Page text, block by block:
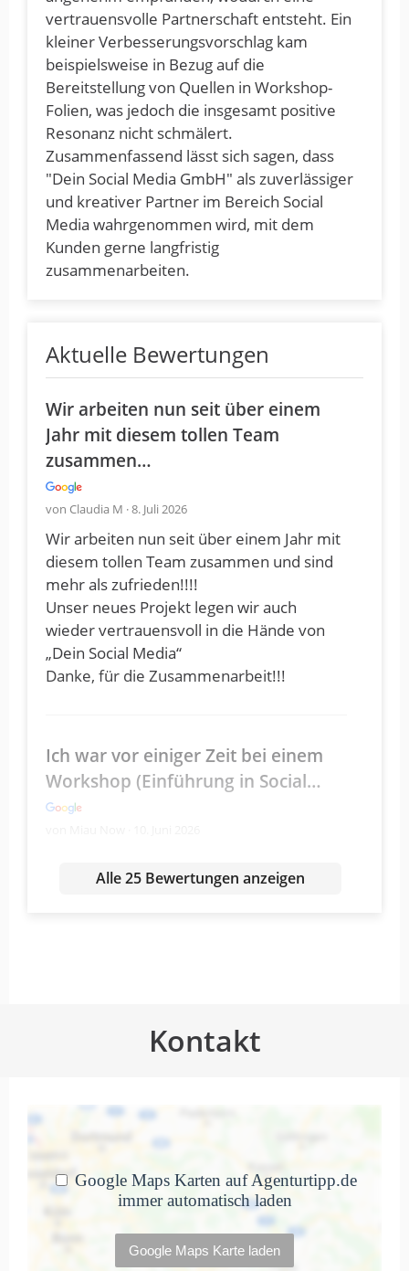
vertrauensvolle Partnerschaft entsteht. Ein
kleiner Verbesserungsvorschlag kam
beispielsweise in Bezug auf die
Bereitstellung von Quellen in Workshop-
Folien, was jedoch die insgesamt positive
Resonanz nicht schmälert.
Zusammenfassend lässt sich sagen, dass
"Dein Social Media GmbH" als zuverlässiger
und kreativer Partner im Bereich Social
Media wahrgenommen wird, mit dem
Kunden gerne langfristig
zusammenarbeiten.
Aktuelle Bewertungen
Wir arbeiten nun seit über einem
Jahr mit diesem tollen Team
zusammen…
von Claudia M · 8. Juli 2026
Wir arbeiten nun seit über einem Jahr mit
diesem tollen Team zusammen und sind
mehr als zufrieden!!!!
Unser neues Projekt legen wir auch
wieder vertrauensvoll in die Hände von
„Dein Social Media“
Danke, für die Zusammenarbeit!!!
Ich war vor einiger Zeit bei einem
Workshop (Einführung in Social…
Workshop (Einführung in Social Media),
bequemer nachlesen kann.
GmbH
Der Workshop von Dein Social
Media GmbH war eine
Alle 25 Bewertungen anzeigen
Kontakt